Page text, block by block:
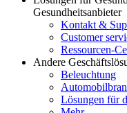
Gesundheitsanbieter
Kontakt &
Customer
Ressourcen-
Andere
Beleuchtung
Lösungen für